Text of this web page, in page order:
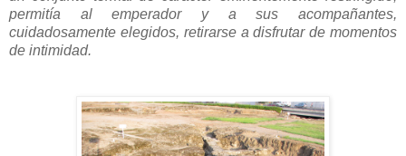
permitía al emperador y a sus acompañantes,
cuidadosamente elegidos, retirarse a disfrutar de momentos
de intimidad.